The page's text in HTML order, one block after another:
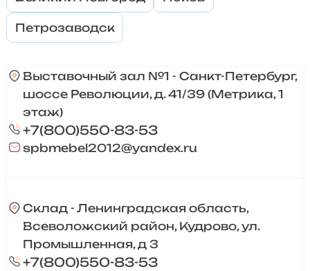
Петрозаводск
Выставочный зал №1 - Санкт-Петербург,
шоссе Революции, д. 41/39 (Метрика, 1
этаж)
+7(800)550-83-53
spbmebel2012@yandex.ru
Склад - Ленинградская область,
Всеволожский район, Кудрово, ул.
Промышленная, д 3
+7(800)550-83-53